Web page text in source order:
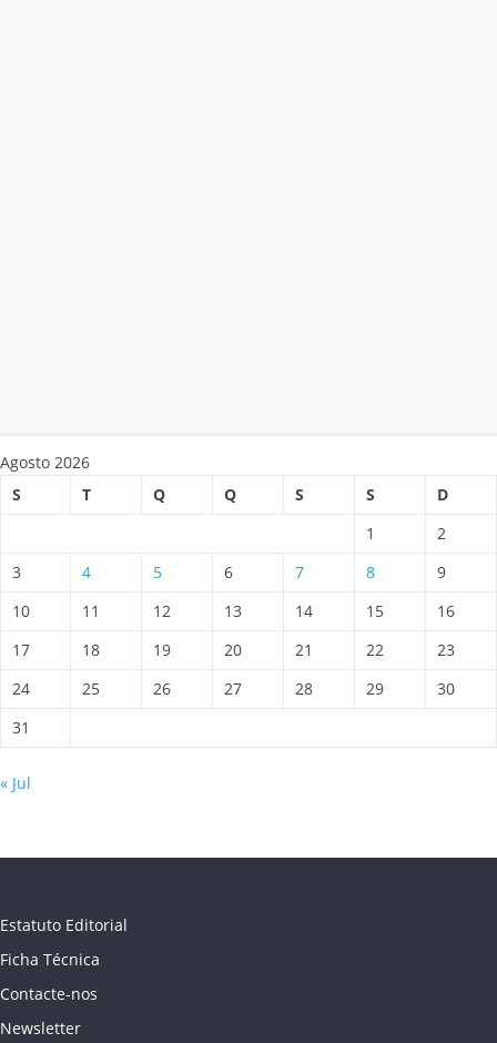
Agosto 2026
S
T Q Q S S
D
1
2
3
4 5 6 7 8
9
10
11 12 13 14 15
16
17
18 19 20 21 22
23
24
25 26 27 28 29
30
31
« Jul
Estatuto Editorial
Ficha Técnica
Contacte-nos
Newsletter